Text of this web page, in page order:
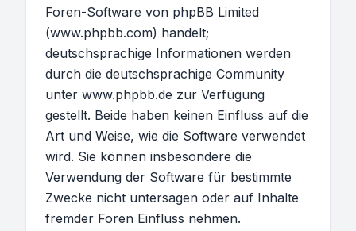
Foren-Software von phpBB Limited
(www.phpbb.com) handelt;
deutschsprachige Informationen werden
durch die deutschsprachige Community
unter www.phpbb.de zur Verfügung
gestellt. Beide haben keinen Einfluss auf die
Art und Weise, wie die Software verwendet
wird. Sie können insbesondere die
Verwendung der Software für bestimmte
Zwecke nicht untersagen oder auf Inhalte
fremder Foren Einfluss nehmen.